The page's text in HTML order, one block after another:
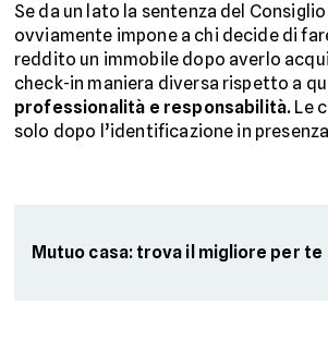
Se da un lato la sentenza del
ovviamente impone a chi decide di
reddito un immobile dopo averlo
check-in maniera diversa rispetto a
professionalità e responsabilità. Le
solo dopo l’identificazione in
Mutuo casa: trova il migliore per te